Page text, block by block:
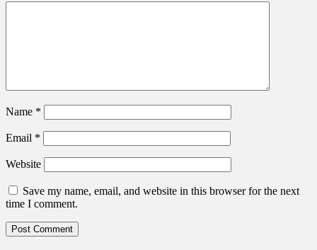
Name *
Email *
Website
Save my name, email, and website in this browser for the next
time I comment.